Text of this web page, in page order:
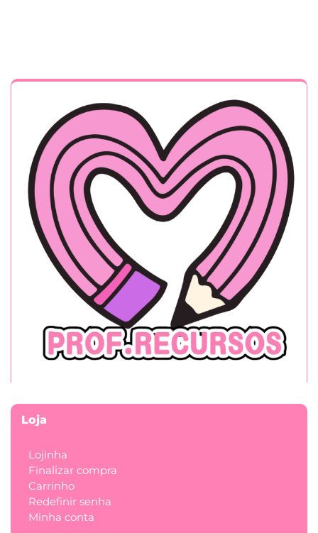
Loja
Lojinha
Finalizar compra
Carrinho
Redefinir senha
Minha conta